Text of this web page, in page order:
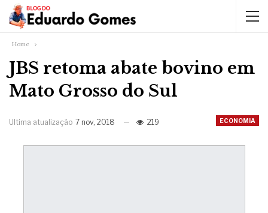
Home
JBS retoma abate bovino em
Mato Grosso do Sul
ECONOMIA
Ultima atualização 7 nov, 2018 219